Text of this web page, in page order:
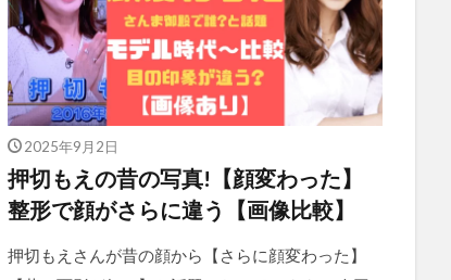
2025年9月2日
押切もえの昔の写真!【顔変わった】
整形で顔がさらに違う【画像比較】
押切もえさんが昔の顔から【さらに顔変わった】